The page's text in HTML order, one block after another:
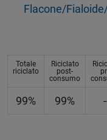
Flacone/
Totale
riciclato
Riciclato
post-
consumo
99% 99%